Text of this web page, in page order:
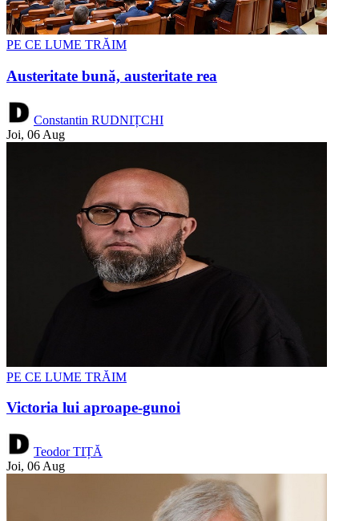
PE CE LUME TRĂIM
Austeritate bună, austeritate rea
Constantin RUDNIȚCHI
Joi, 06 Aug
PE CE LUME TRĂIM
Victoria lui aproape-gunoi
Teodor TIȚĂ
Joi, 06 Aug